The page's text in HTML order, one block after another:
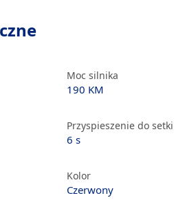
Moc silnika
190 KM
Przyspieszenie do setki
6 s
Kolor
Czerwony